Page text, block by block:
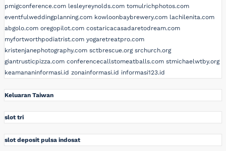
pmigconference.com lesleyreynolds.com tomulrichphotos.com
eventfulweddingplanning.com kowloonbaybrewery.com lachilenita.com
abgolo.com oregopilot.com costaricacasadaretodream.com
myfortworthpodiatrist.com yogaretreatpro.com
kristenjanephotography.com sctbrescue.org srchurch.org
giantrusticpizza.com conferencecallstomeatballs.com stmichaelwtby.org
keamananinformasi.id zonainformasi.id informasi123.id
Keluaran Taiwan
slot tri
slot deposit pulsa indosat